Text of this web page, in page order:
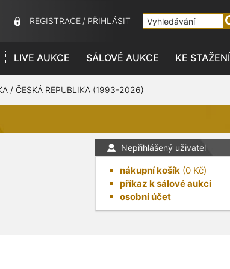
REGISTRACE / PŘIHLÁSIT
LIVE AUKCE SÁLOVÉ AUKCE KE STAŽENÍ
/ ČESKÁ REPUBLIKA (1993-2026)
Nepřihlášený uživatel
nákupní košík (0 Kč)
příkaz k sálové aukci
osobní účet